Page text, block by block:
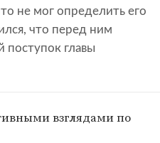
не мог определить его
что перед ним
поступок главы
взглядами по